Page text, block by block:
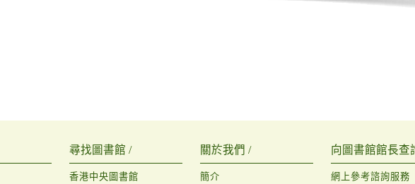
尋找圖書館 /
香港中央圖書館
關於我們 /
簡介
向圖書館館長查
網上參考諮詢服務